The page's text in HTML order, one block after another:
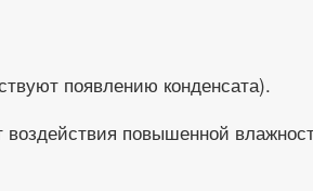
появлению конденсата).
повышенной